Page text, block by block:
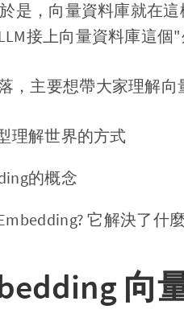
是，向量資料庫就在
接上向量資料庫這
，主要想帶大家理解向
理解世界的方式
的概念
它解決了什
向